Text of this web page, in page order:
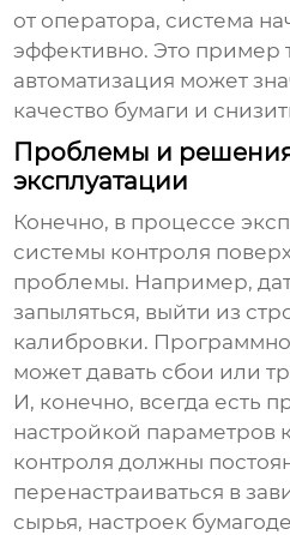
от оператора, система
эффективно. Это пример
автоматизация может
качество бумаги и
Проблемы и
эксплуатации
Конечно, в процессе
системы контроля
проблемы. Например,
запыляться, выйти из
калибровки.
может давать сбои или
И, конечно, всегда есть
настройкой параметров
контроля должны
перенастраиваться в
сырья, настроек